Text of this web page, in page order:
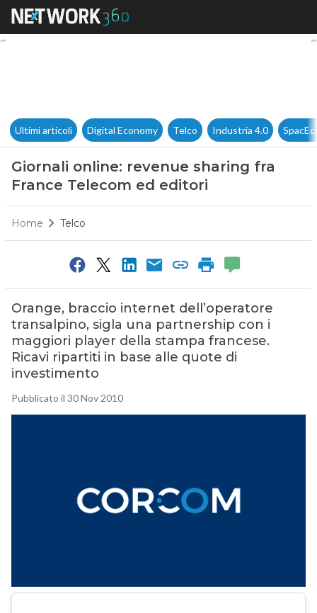
Giornali online: revenue
Ultimi articoli Digital Economy Telco Industria 4.0
Giornali online: revenue sharing fra
France Telecom ed editori
Home Telco
Orange, braccio internet dell’operatore
transalpino, sigla una partnership con i
maggiori player della stampa francese.
Ricavi ripartiti in base alle quote di
investimento
Pubblicato il 30 Nov 2010